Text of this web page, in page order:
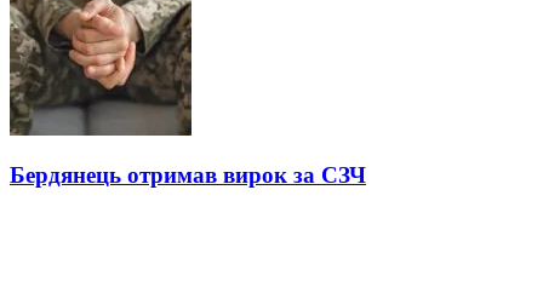
Бердянець отримав вирок за СЗЧ